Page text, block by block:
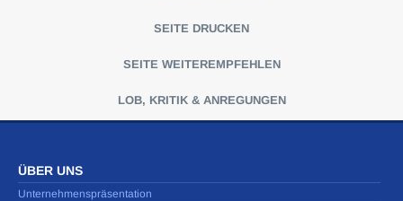
SEITE DRUCKEN
SEITE WEITEREMPFEHLEN
LOB, KRITIK & ANREGUNGEN
ÜBER UNS
Unternehmenspräsentation